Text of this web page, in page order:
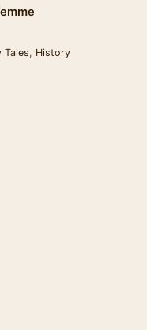
Tales, History